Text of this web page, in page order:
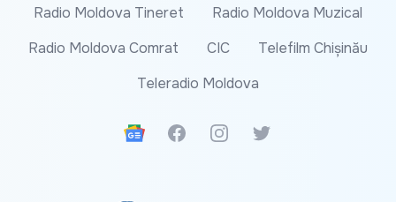
Radio Moldova Tineret
Radio Moldova Muzical
Radio Moldova Comrat
CIC
Telefilm Chișinău
Teleradio Moldova
Google News
FacebookInstagramTwitter